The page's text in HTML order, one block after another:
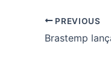
PREVIOUS